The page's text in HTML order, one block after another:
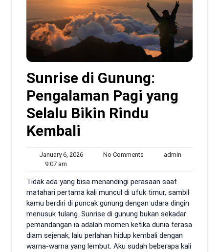
Sunrise di Gunung:
Pengalaman Pagi yang
Selalu Bikin Rindu
Kembali
January 6, 2026January
2026
No Comments admin
9:07 am
am
Tidak ada yang bisa menandingi perasaan saat
matahari pertama kali muncul di ufuk timur, sambil
kamu berdiri di puncak gunung dengan udara dingin
menusuk tulang. Sunrise di gunung bukan sekadar
pemandangan ia adalah momen ketika dunia terasa
diam sejenak, lalu perlahan hidup kembali dengan
warna-warna yang lembut. Aku sudah beberapa kali